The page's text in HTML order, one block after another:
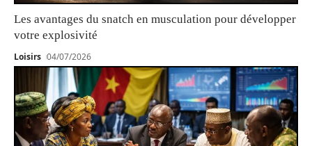
Les avantages du snatch en musculation pour développer
votre explosivité
Loisirs 04/07/2026